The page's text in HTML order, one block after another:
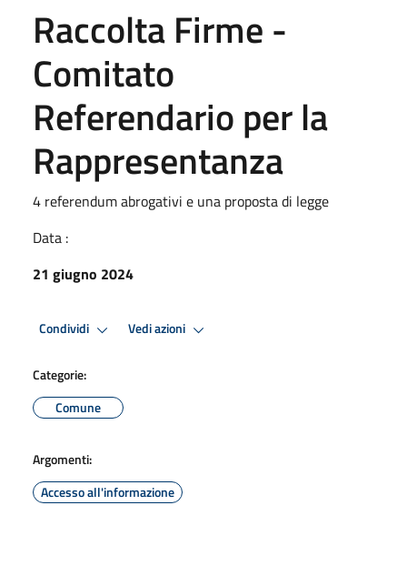
Raccolta Firme -
Comitato
Referendario per la
Rappresentanza
4 referendum abrogativi e una proposta di legge
Data :
21 giugno 2024
Condividi Vedi azioni
Categorie:
Comune
Argomenti:
Accesso all'informazione